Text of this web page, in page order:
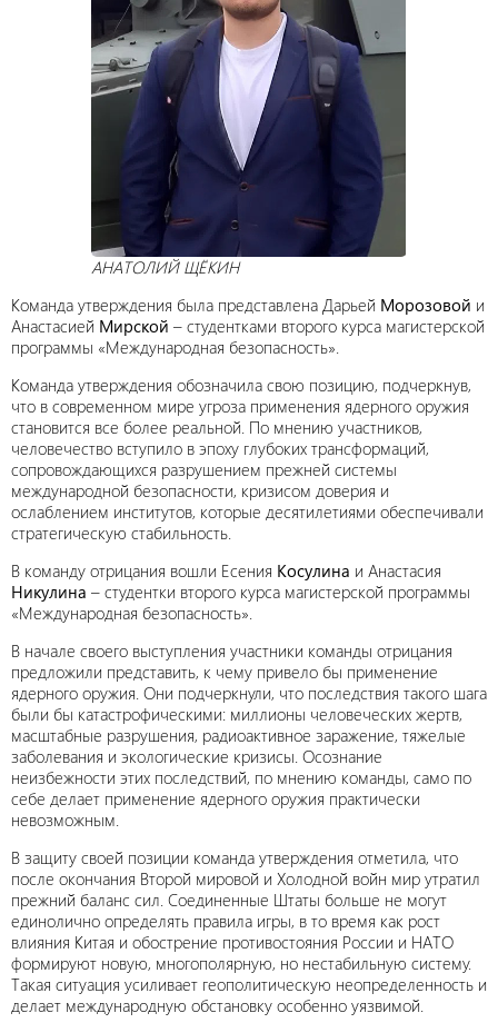
АНАТОЛИЙ ЩЁКИН
Команда утверждения была представлена Дарьей Морозовой и
Анастасией Мирской – студентками второго курса магистерской
программы «Международная безопасность».
Команда утверждения обозначила свою позицию, подчеркнув,
что в современном мире угроза применения ядерного оружия
становится все более реальной. По мнению участников,
человечество вступило в эпоху глубоких трансформаций,
сопровождающихся разрушением прежней системы
международной безопасности, кризисом доверия и
ослаблением институтов, которые десятилетиями обеспечивали
стратегическую стабильность.
В команду отрицания вошли Есения Косулина и Анастасия
Никулина – студентки второго курса магистерской программы
«Международная безопасность».
В начале своего выступления участники команды отрицания
предложили представить, к чему привело бы применение
ядерного оружия. Они подчеркнули, что последствия такого шага
были бы катастрофическими: миллионы человеческих жертв,
масштабные разрушения, радиоактивное заражение, тяжелые
заболевания и экологические кризисы. Осознание
неизбежности этих последствий, по мнению команды, само по
себе делает применение ядерного оружия практически
невозможным.
В защиту своей позиции команда утверждения отметила, что
после окончания Второй мировой и Холодной войн мир утратил
прежний баланс сил. Соединенные Штаты больше не могут
единолично определять правила игры, в то время как рост
влияния Китая и обострение противостояния России и НАТО
формируют новую, многополярную, но нестабильную систему.
Такая ситуация усиливает геополитическую неопределенность и
делает международную обстановку особенно уязвимой.